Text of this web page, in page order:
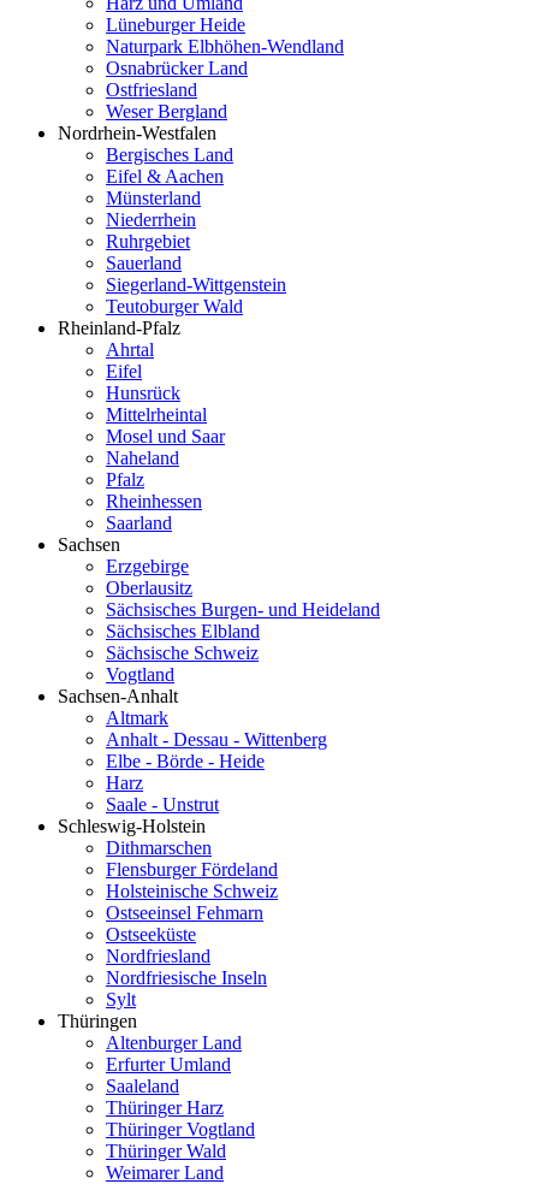
Lüneburger Heide
Naturpark Elbhöhen-Wendland
Osnabrücker Land
Ostfriesland
Weser Bergland
Nordrhein-Westfalen
Bergisches Land
Eifel & Aachen
Münsterland
Niederrhein
Ruhrgebiet
Sauerland
Siegerland-Wittgenstein
Teutoburger Wald
Rheinland-Pfalz
Ahrtal
Eifel
Hunsrück
Mittelrheintal
Mosel und Saar
Naheland
Pfalz
Rheinhessen
Saarland
Sachsen
Erzgebirge
Oberlausitz
Sächsisches Burgen- und Heideland
Sächsisches Elbland
Sächsische Schweiz
Vogtland
Sachsen-Anhalt
Altmark
Anhalt - Dessau - Wittenberg
Elbe - Börde - Heide
Harz
Saale - Unstrut
Schleswig-Holstein
Dithmarschen
Flensburger Fördeland
Holsteinische Schweiz
Ostseeinsel Fehmarn
Ostseeküste
Nordfriesland
Nordfriesische Inseln
Sylt
Thüringen
Altenburger Land
Erfurter Umland
Saaleland
Thüringer Harz
Thüringer Vogtland
Thüringer Wald
Weimarer Land